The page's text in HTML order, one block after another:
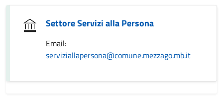
Settore Servizi alla Persona
Email:
serviziallapersona@comune.mezzago.mb.it